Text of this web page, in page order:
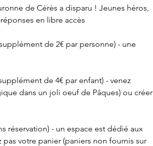
de Cérès a disparu ! Jeunes héros,
en libre accès
de 2€ par personne) - une
de 4€ par enfant) - venez
dans un joli oeuf de Pâques) ou créer
réservation) - un espace est dédié aux
votre panier (paniers non fournis sur